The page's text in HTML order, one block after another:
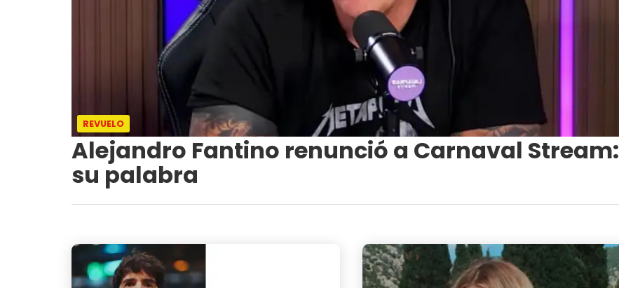
REVUELO
Alejandro Fantino renunció a Carnaval Stream:
su palabra